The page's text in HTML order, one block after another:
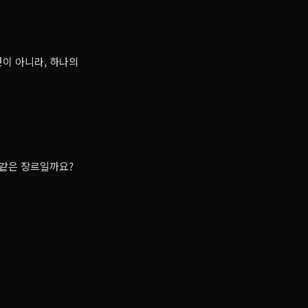
아니라, 하나의
장르일까요?